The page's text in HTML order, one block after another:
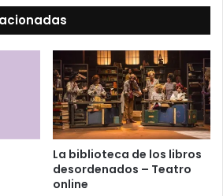
La biblioteca de los libros
desordenados – Teatro
online